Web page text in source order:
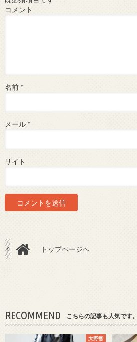
コメント
名前 *
メール *
サイト
トップページへ
RECOMMEND こちらの記事も人気です。
大野智